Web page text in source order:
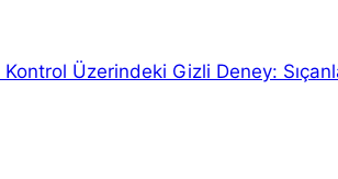
Değişikliğine